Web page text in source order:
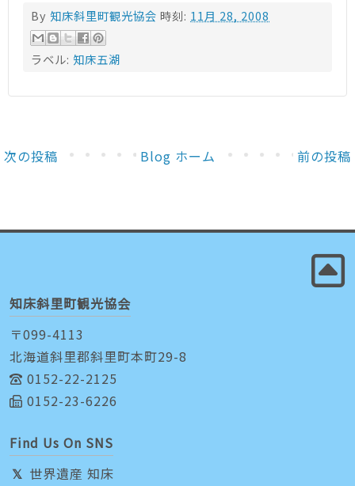
By 知床斜里町観光協会 時刻: 11月 28, 2008
ラベル: 知床五湖
次の投稿 前の投稿
Blog ホーム
知床斜里町観光協会
〒099-4113
北海道斜里郡斜里町本町29-8
0152-22-2125
0152-23-6226
Find Us On SNS
世界遺産 知床